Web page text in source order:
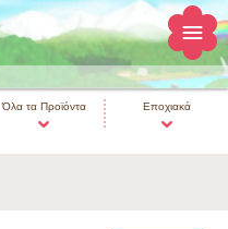
Όλα τα Προϊόντα Εποχιακά